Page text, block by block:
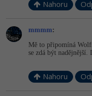
Nahoru
mmmm:
Mě to připomíná
se zdá být nadějnější.
Nahoru